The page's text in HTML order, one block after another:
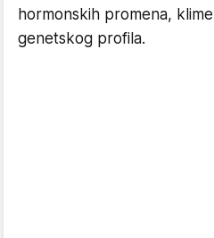
hormonskih promena,
genetskog profila.